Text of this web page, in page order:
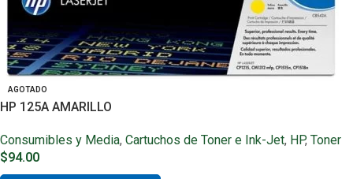
AGOTADO
HP 125A AMARILLO
Consumibles y Media, Cartuchos de Toner e Ink-Jet, HP, Toner
$94.00